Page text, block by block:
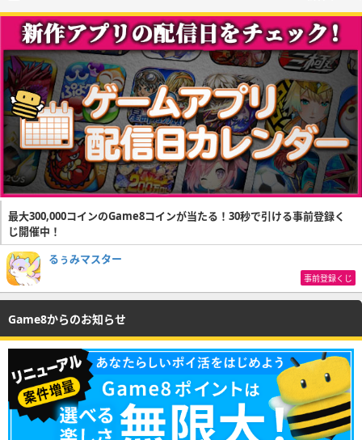
最大300,000コインのGame8コインが当たる！30秒で引ける事前登録く
じ開催中！
るぅみマスター
事前登録くじ
Game8からのお知らせ